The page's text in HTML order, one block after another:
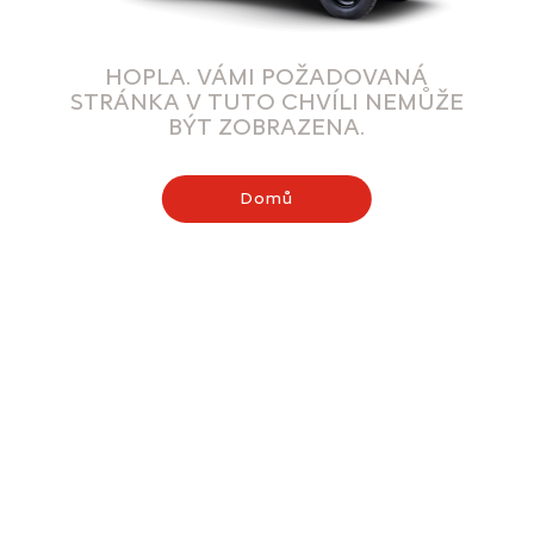
HOPLA. VÁMI POŽADOVANÁ
STRÁNKA V TUTO CHVÍLI NEMŮŽE
BÝT ZOBRAZENA.
Domů